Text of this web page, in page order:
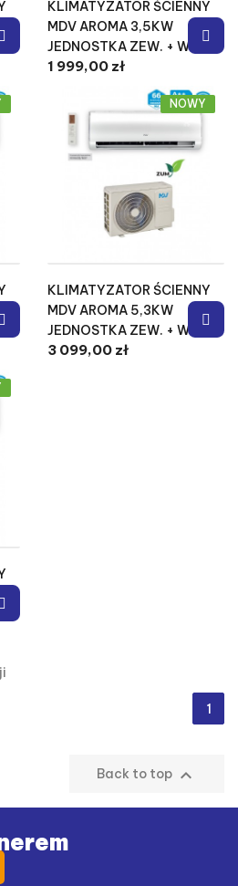
KLIMATYZATOR ŚCIENNY
MDV AROMA 3,5KW
JEDNOSTKA ZEW. + WEW.
1 999,00 zł
NOWY
KLIMATYZATOR ŚCIENNY
MDV AROMA 5,3KW
JEDNOSTKA ZEW. + WEW.
3 099,00 zł
1
Back to top 